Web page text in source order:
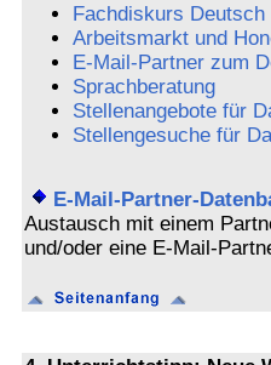
Fachdiskurs
Arbeitsmarkt und
E-Mail-Partner zum
Sprachberatung
Stellenangebote für
Stellengesuche für
E-Mail-Partner-
Austausch mit einem
und/oder eine E-Mail-